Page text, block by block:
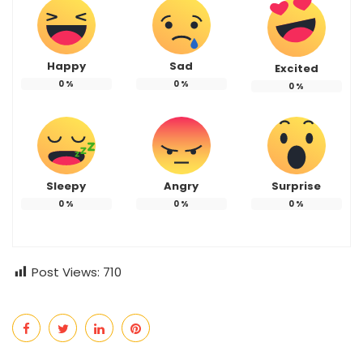
Happy
0 %
Sad
0 %
Excited
0 %
Sleepy
0 %
Angry
0 %
Surprise
0 %
Post Views: 710